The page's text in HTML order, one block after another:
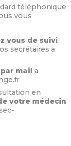
téléphonique
vous
vous de suivi
secrétaires a
mail a
en
votre médecin